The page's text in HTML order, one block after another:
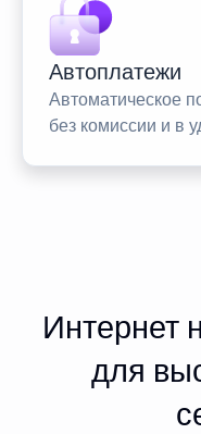
Автоплатежи
Автоматическое
без комиссии и в
Интернет
для